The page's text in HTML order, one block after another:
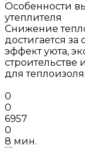
Особенности
утеплителя
Снижение
достигается за
эффект уюта,
для
0
0
6957
0
8 мин.